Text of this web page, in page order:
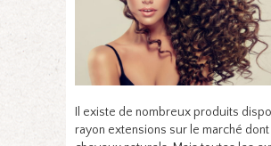
Il existe de nombreux produits
rayon extensions sur le marché dont